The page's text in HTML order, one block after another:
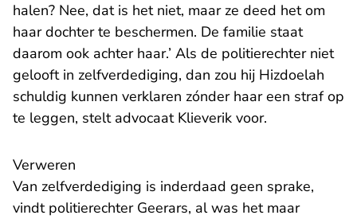
halen? Nee, dat is het niet, maar ze deed het om
haar dochter te beschermen. De familie staat
daarom ook achter haar.’ Als de politierechter niet
gelooft in zelfverdediging, dan zou hij Hizdoelah
schuldig kunnen verklaren zónder haar een straf op
te leggen, stelt advocaat Klieverik voor.
Verweren
Van zelfverdediging is inderdaad geen sprake,
vindt politierechter Geerars, al was het maar